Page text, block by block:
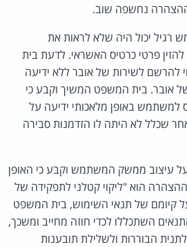
ההצהרה נחשפה שוב.
יכול היה שלא לראות את
פרטי כרטיס האשראי. לדעת בית
לשירות של אובר ללא ידיעה
אובר. בית המשפט המשיך וקבע כי
למשתמש באופן מלאכותי ידיעה על
שכלל לא היתה לו הזדמנות סבירה
עיצוב ממשק המשתמש וקבע כי האופן
הוא "ליקוי קטלני לתפקידה של
קיומם של תנאי השימוש, בית המשפט
השתכללו לכדי חוזה מחייב ומשכך,
הבוררות ולשלילת תובענות